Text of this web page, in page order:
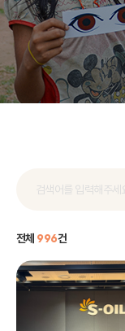
사업소식
전체 996건